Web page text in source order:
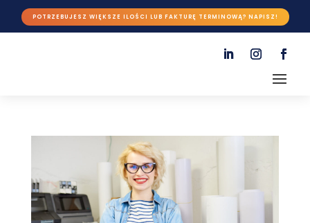
POTRZEBUJESZ WIĘKSZE ILOŚCI LUB FAKTURĘ TERMINOWĄ? NAPISZ!